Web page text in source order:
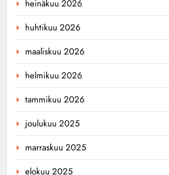
heinäkuu 2026
huhtikuu 2026
maaliskuu 2026
helmikuu 2026
tammikuu 2026
joulukuu 2025
marraskuu 2025
elokuu 2025